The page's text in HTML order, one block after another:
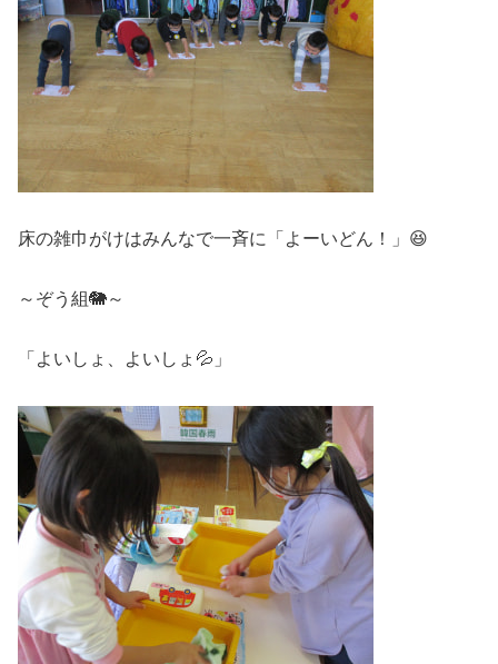
床の雑巾がけはみんなで一斉に「よーいどん！」😆
～ぞう組🐘～
「よいしょ、よいしょ💦」